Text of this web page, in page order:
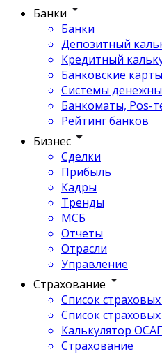
Банки
Банки
Депозитный
Кредитный
Банковские карты
Системы
Банкоматы, Pos-
Рейтинг банков
Бизнес
Сделки
Прибыль
Кадры
Тренды
МСБ
Отчеты
Отрасли
Управление
Страхование
Список
Список
Калькулятор
Страхование